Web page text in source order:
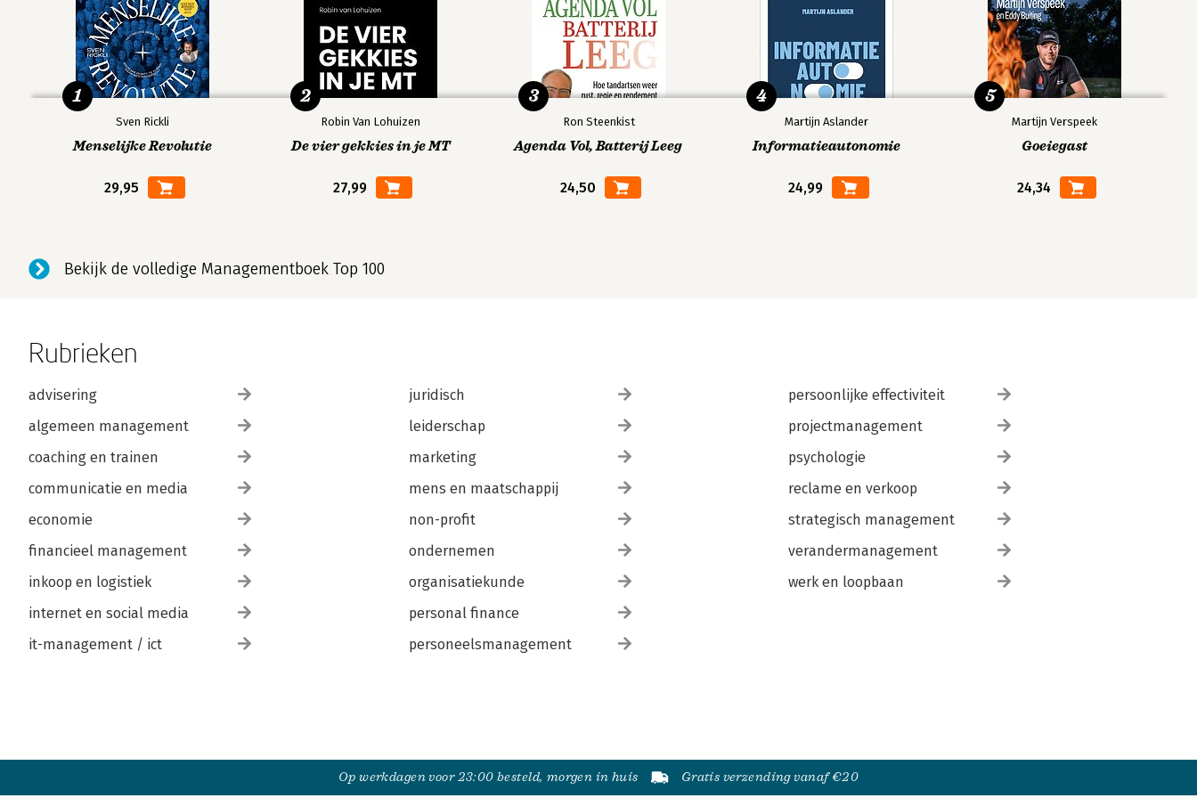
Sven Rickli
Menselijke Revolutie
29,95
1
Robin Van Lohuizen
De vier gekkies in je MT
27,99
2
Ron Steenkist
Agenda Vol, Batterij Leeg
24,50
3
Martijn Aslander
Informatieautonomie
24,99
4
Martijn Verspeek
Goeiegast
24,34
5
Bekijk de volledige Managementboek Top 100
Rubrieken
advisering
algemeen management
coaching en trainen
communicatie en media
economie
financieel management
inkoop en logistiek
internet en social media
it-management / ict
juridisch
leiderschap
marketing
mens en maatschappij
non-profit
ondernemen
organisatiekunde
personal finance
personeelsmanagement
persoonlijke effectiviteit
projectmanagement
psychologie
reclame en verkoop
strategisch management
verandermanagement
werk en loopbaan
Op werkdagen voor 23:00 besteld, morgen in huis Gratis verzending vanaf €20